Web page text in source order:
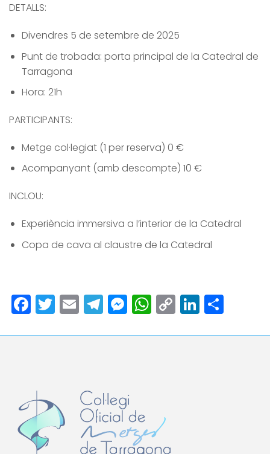
DETALLS:
Divendres 5 de setembre de 2025
Punt de trobada: porta principal de la Catedral de
Tarragona
Hora: 21h
PARTICIPANTS:
Metge col·legiat (1 per reserva) 0 €
Acompanyant (amb descompte) 10 €
INCLOU:
Experiència immersiva a l’interior de la Catedral
Copa de cava al claustre de la Catedral
Facebook
Twitter
EmailTelegram
Messenger
WhatsApp
Copy